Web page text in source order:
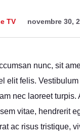
TV novembre 30,
nunc, sit
elit felis.
nec laoreet turpis.
vitae, hendrerit
ac risus tristique,